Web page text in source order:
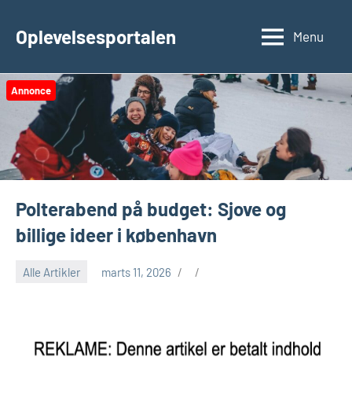
Oplevelsesportalen Menu
Annonce
Polterabend på budget: Sjove og
billige ideer i københavn
Alle Artikler marts 11, 2026